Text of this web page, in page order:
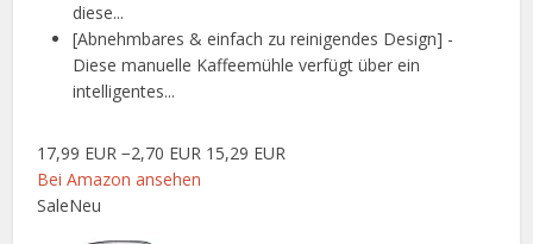
diese...
[Abnehmbares & einfach zu reinigendes Design] -
Diese manuelle Kaffeemühle verfügt über ein
intelligentes...
17,99 EUR −2,70 EUR 15,29 EUR
Bei Amazon ansehen
SaleNeu